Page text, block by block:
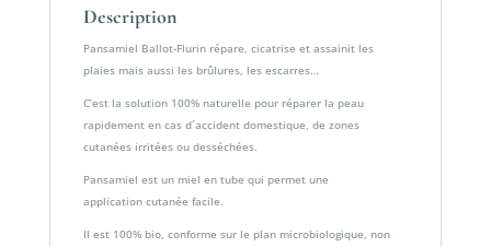
Description
Pansamiel Ballot-Flurin répare, cicatrise et assainit les
plaies mais aussi les brûlures, les escarres…
C’est la solution 100% naturelle pour réparer la peau
rapidement en cas d´accident domestique, de zones
cutanées irritées ou desséchées.
Pansamiel est un miel en tube qui permet une
application cutanée facile.
Il est 100% bio, conforme sur le plan microbiologique, non